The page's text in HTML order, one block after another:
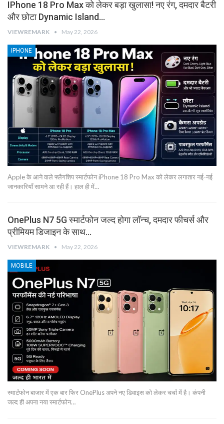
IPhone 18 Pro Max को लेकर बड़ा खुलासा! नए रंग, दमदार बैटरी
और छोटा Dynamic Island…
VIEWREMARK May 22, 2026
IPHONE
Apple के आने वाले फ्लैगशिप स्मार्टफोन iPhone 18 Pro Max को लेकर लगातार नई-नई
जानकारियाँ सामने आ रही हैं। हाल ही में…
OnePlus N7 5G स्मार्टफोन जल्द होगा लॉन्च, दमदार फीचर्स और
प्रीमियम डिजाइन के साथ…
VIEWREMARK May 22, 2026
MOBILE
स्मार्टफोन बाजार में एक बार फिर OnePlus अपने नए डिवाइस को लेकर चर्चा में है। कंपनी
जल्द ही अपना नया स्मार्टफोन…